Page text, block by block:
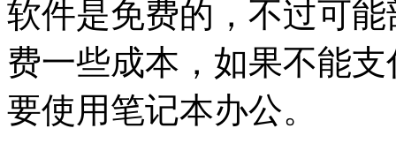
软件是免费的，不过可
费一些成本，如果不能
要使用笔记本办公。